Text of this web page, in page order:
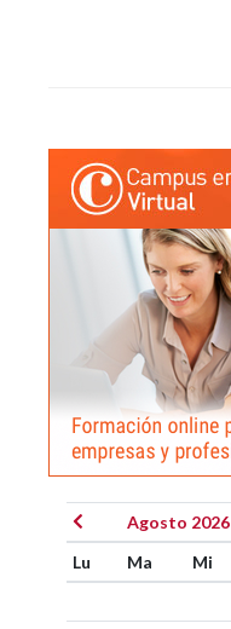
Agosto 2026
Lu
Ma Mi